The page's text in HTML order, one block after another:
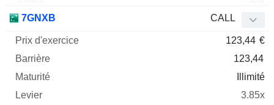
7GNXB CALL
123,44 €
123,44
Illimité
3.85x